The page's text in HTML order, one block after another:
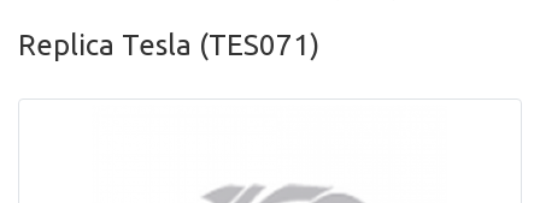
Replica Tesla (TES071)